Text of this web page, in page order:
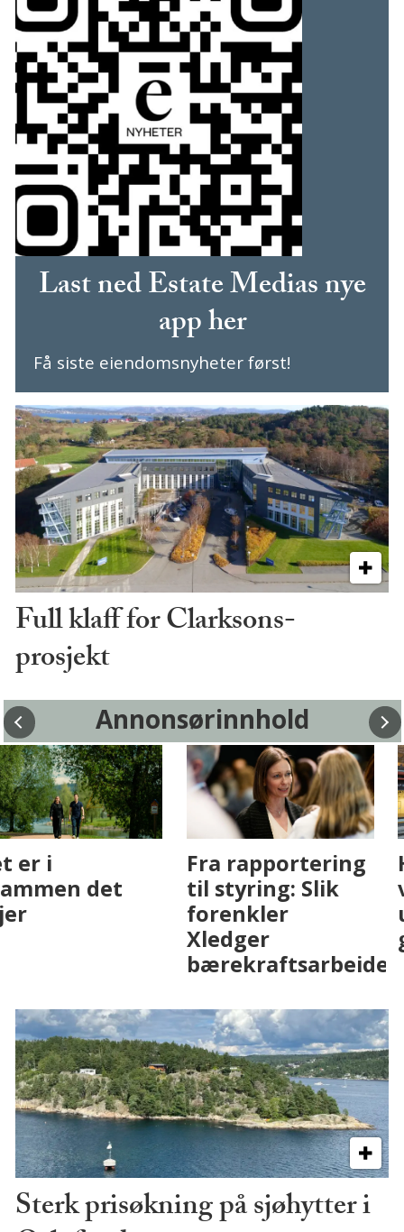
Last ned Estate Medias nye
app her
Få siste eiendomsnyheter først!
Full klaff for Clarksons-
prosjekt
Annonsørinnhold
Fenistra endrer
eiendomsbransjen
med AI. Slik ser vi
Det er i
Drammen det
skjer
Sterk prisøkning på sjøhytter i